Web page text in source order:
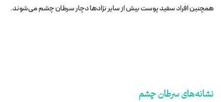
همچنین افراد سفید پوست بیش از سایر نژاد‌ها دچار سرطان چشم می‌شوند.
نشانه‌های سرطان چشم